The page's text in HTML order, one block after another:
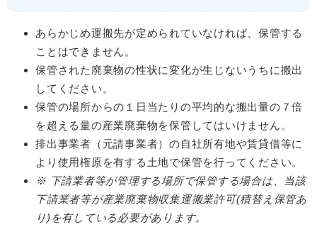
あらかじめ運搬先が定められていなければ、保管する
ことはできません。
保管された廃棄物の性状に変化が生じないうちに搬出
してください。
保管の場所からの１日当たりの平均的な搬出量の７倍
を超える量の産業廃棄物を保管してはいけません。
排出事業者（元請事業者）の自社所有地や賃貸借等に
より使用権原を有する土地で保管を行ってください。
※ 下請業者等が管理する場所で保管する場合は、当該
下請業者等が産業廃棄物収集運搬業許可(積替え保管あ
り)を有している必要があります。